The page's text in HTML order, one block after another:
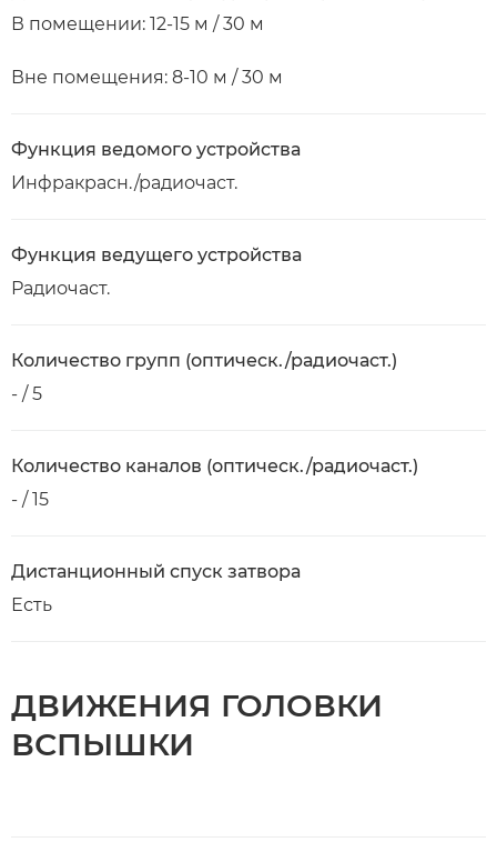
В помещении: 12-15 м / 30 м
Вне помещения: 8-10 м / 30 м
Функция ведомого устройства
Инфракрасн./радиочаст.
Функция ведущего устройства
Радиочаст.
Количество групп (оптическ./радиочаст.)
- / 5
Количество каналов (оптическ./радиочаст.)
- / 15
Дистанционный спуск затвора
Есть
ДВИЖЕНИЯ ГОЛОВКИ
ВСПЫШКИ